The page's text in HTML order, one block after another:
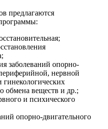
предлагаются
заболеваний опорно-
нервной
обмена веществ и др.;
и психического
опорно-двигательного